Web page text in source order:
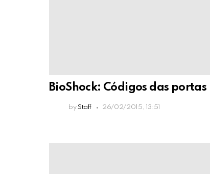
BioShock: Códigos das portas
by Staff 26/02/2015, 13:51